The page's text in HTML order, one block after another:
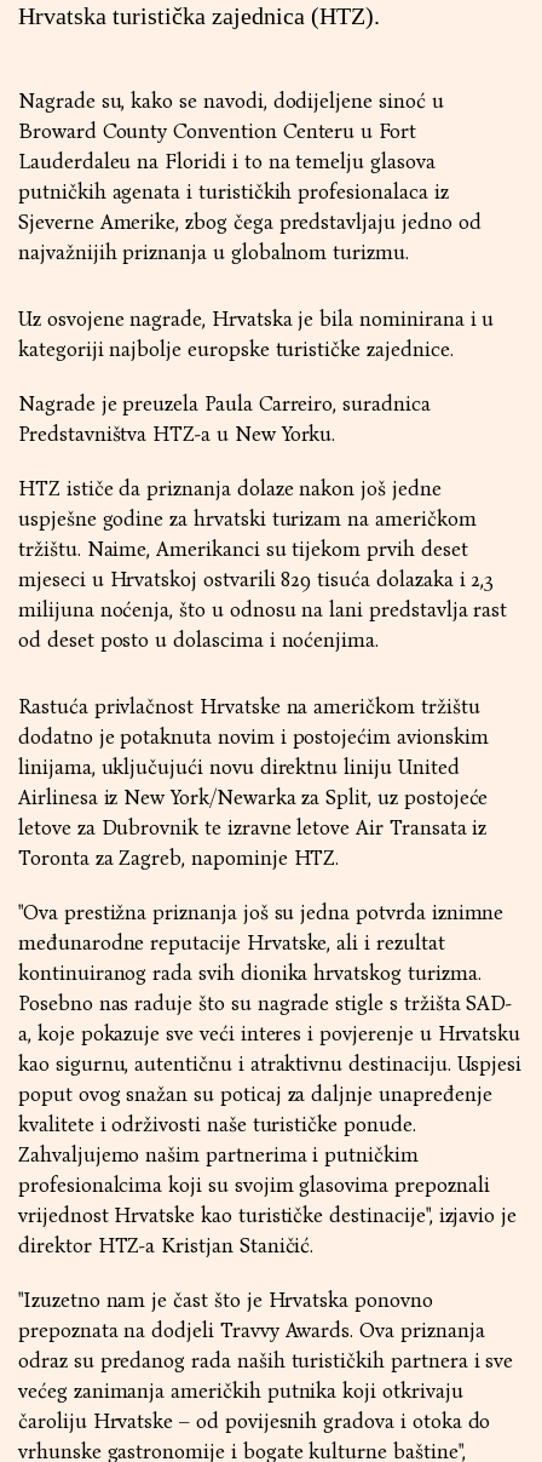
Hrvatska turistička zajednica (HTZ).
Nagrade su, kako se navodi, dodijeljene sinoć u
Broward County Convention Centeru u Fort
Lauderdaleu na Floridi i to na temelju glasova
putničkih agenata i turističkih profesionalaca iz
Sjeverne Amerike, zbog čega predstavljaju jedno od
najvažnijih priznanja u globalnom turizmu.
Uz osvojene nagrade, Hrvatska je bila nominirana i u
kategoriji najbolje europske turističke zajednice.
Nagrade je preuzela Paula Carreiro, suradnica
Predstavništva HTZ-a u New Yorku.
HTZ ističe da priznanja dolaze nakon još jedne
uspješne godine za hrvatski turizam na američkom
tržištu. Naime, Amerikanci su tijekom prvih deset
mjeseci u Hrvatskoj ostvarili 829 tisuća dolazaka i 2,3
milijuna noćenja, što u odnosu na lani predstavlja rast
od deset posto u dolascima i noćenjima.
Rastuća privlačnost Hrvatske na američkom tržištu
dodatno je potaknuta novim i postojećim avionskim
linijama, uključujući novu direktnu liniju United
Airlinesa iz New York/Newarka za Split, uz postojeće
letove za Dubrovnik te izravne letove Air Transata iz
Toronta za Zagreb, napominje HTZ.
"Ova prestižna priznanja još su jedna potvrda iznimne
međunarodne reputacije Hrvatske, ali i rezultat
kontinuiranog rada svih dionika hrvatskog turizma.
Posebno nas raduje što su nagrade stigle s tržišta SAD-
a, koje pokazuje sve veći interes i povjerenje u Hrvatsku
kao sigurnu, autentičnu i atraktivnu destinaciju. Uspjesi
poput ovog snažan su poticaj za daljnje unapređenje
kvalitete i održivosti naše turističke ponude.
Zahvaljujemo našim partnerima i putničkim
profesionalcima koji su svojim glasovima prepoznali
vrijednost Hrvatske kao turističke destinacije", izjavio je
direktor HTZ-a Kristjan Staničić.
"Izuzetno nam je čast što je Hrvatska ponovno
prepoznata na dodjeli Travvy Awards. Ova priznanja
odraz su predanog rada naših turističkih partnera i sve
većeg zanimanja američkih putnika koji otkrivaju
čaroliju Hrvatske – od povijesnih gradova i otoka do
vrhunske gastronomije i bogate kulturne baštine",